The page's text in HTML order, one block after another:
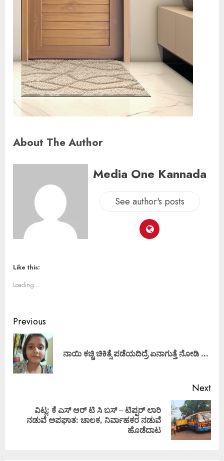
About The Author
Media One Kannada
See author's posts
Like this:
Loading...
Previous
ನಾಯಿ ಕಚ್ಚಿ ಚಿಕಿತ್ಸೆ ಪಡೆಯದಿದ್ರೆ ಏನಾಗುತ್ತೆ ನೋಡಿ …
Next
ವಿಟ್ಲ: ಕೆ ಎಸ್‌ ಆರ್‌ ಟಿ ಸಿ ಬಸ್ – ಟಿಪ್ಪರ್ ಲಾರಿ
ನಡುವೆ ಅಪಘಾತ: ಚಾಲಕ, ನಿರ್ವಾಹಕರ ನಡುವೆ
ಹೊಡೆದಾಟ